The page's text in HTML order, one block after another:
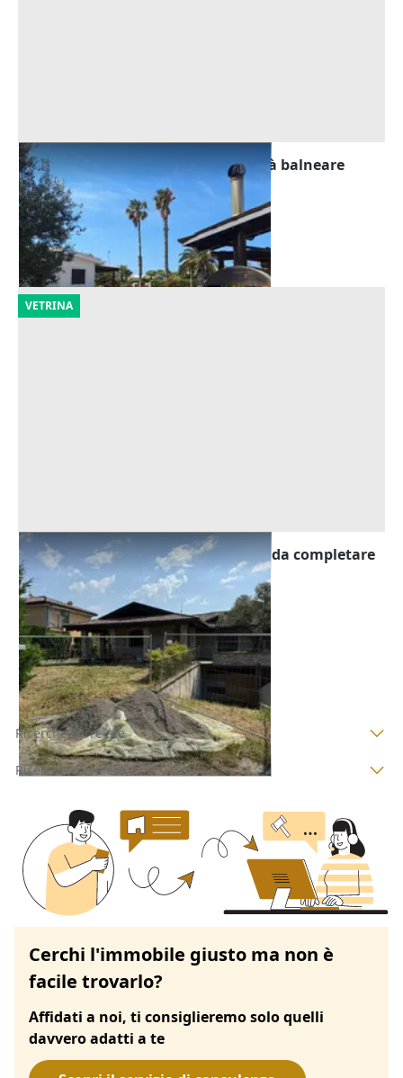
Asta Villetta unifamiliare in località balneare
Vittoria (Ragusa)
Offerta minima
119.529 €
23/09/2026
VETRINA
Asta Abitazione in villa bifamiliare da completare
con pertinenze
Calusco d'Adda (Bergamo)
Offerta minima
194.022 €
10/09/2026
Ricerche correlate
Ricerche correlate
Cerchi l'immobile giusto ma non è
facile trovarlo?
Affidati a noi, ti consiglieremo solo quelli
davvero adatti a te